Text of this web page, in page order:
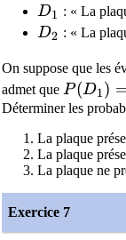
D_1
D1 : « La
D_2
D2 : « La
On suppose que les
admet que P(D_1)
P(D1)
Déterminer les
La plaque
La plaque
La plaque ne
Exercice 7